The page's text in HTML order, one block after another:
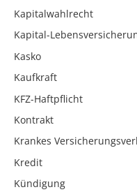
Kapitalwahlrecht
Kapital-
Kasko
Kaufkraft
KFZ-Haftpflicht
Kontrakt
Krankes
Kredit
Kündigung